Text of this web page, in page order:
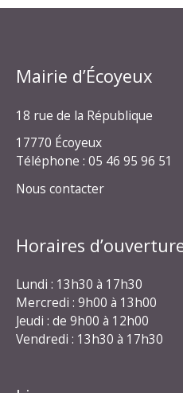
Mairie d’Écoyeux
18 rue de la République
17770 Écoyeux
Téléphone : 05 46 95 96 51
Nous contacter
Horaires
Lundi : 13h30 à 17h30
Mercredi : 9h00 à 13h00
Jeudi : de 9h00 à 12h00
Vendredi : 13h30 à 17h30